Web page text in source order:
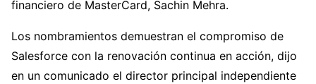
financiero de MasterCard, Sachin Mehra.
Los nombramientos demuestran el compromiso de
Salesforce con la renovación continua en acción, dijo
en un comunicado el director principal independiente